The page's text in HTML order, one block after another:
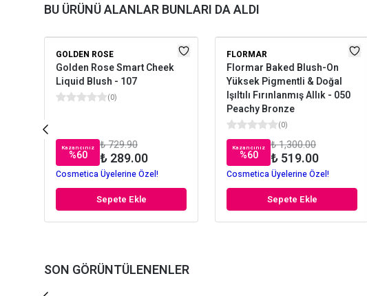
BU ÜRÜNÜ ALANLAR BUNLARI DA ALDI
GOLDEN ROSE
Golden Rose Smart Cheek
Liquid Blush - 107
(0)
Kazancınız
%60
₺ 729.90
₺ 289.00
Cosmetica Üyelerine Özel!
Sepete Ekle
FLORMAR
Flormar Baked Blush-On
Yüksek Pigmentli & Doğal
Işıltılı Fırınlanmış Allık - 050
Peachy Bronze
(0)
Kazancınız
%60
₺ 1,300.00
₺ 519.00
Cosmetica Üyelerine Özel!
Sepete Ekle
SON GÖRÜNTÜLENENLER